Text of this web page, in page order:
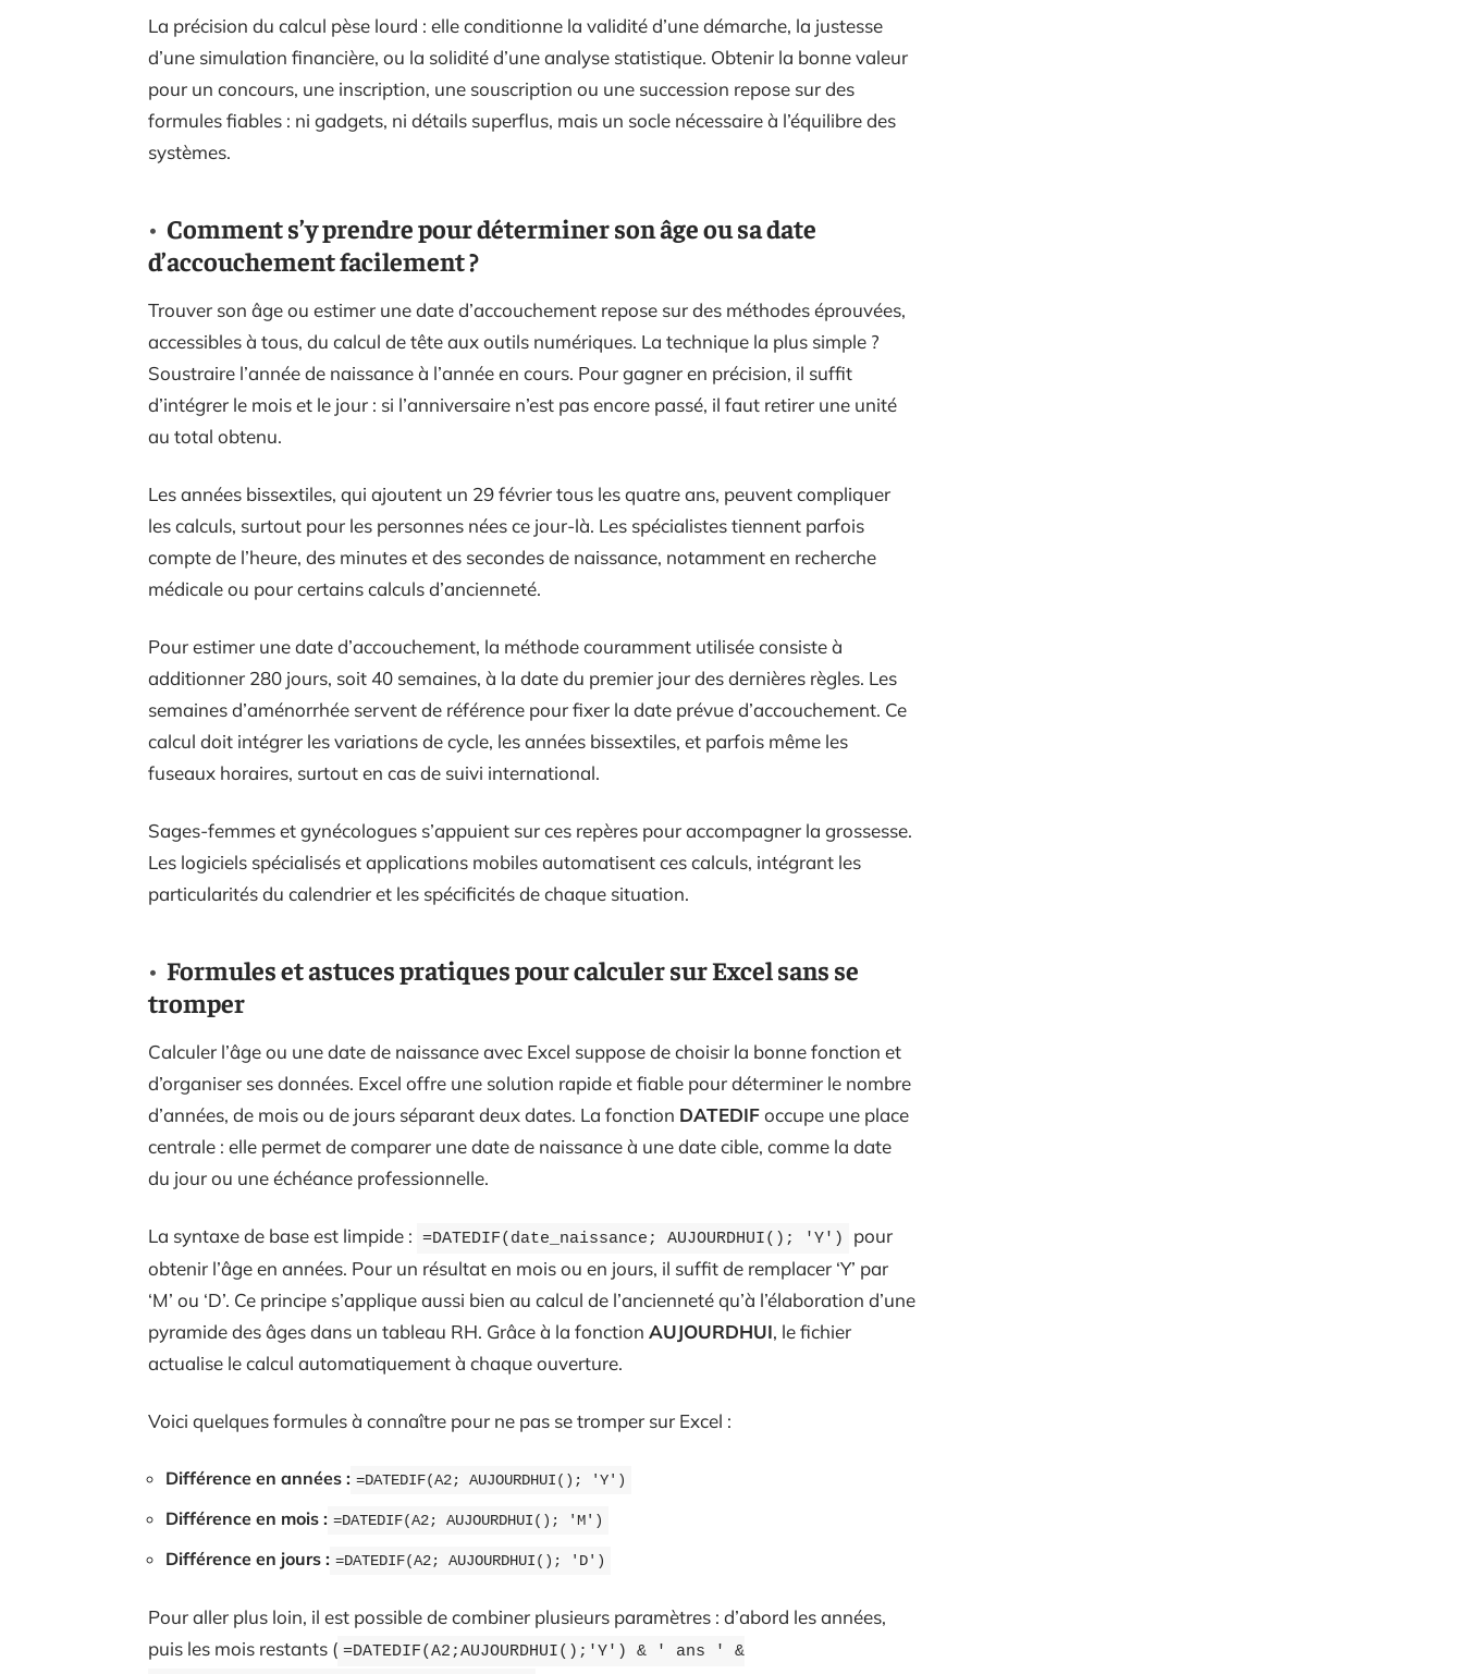
La précision du calcul pèse lourd : elle conditionne la validité d’une démarche, la justesse
d’une simulation financière, ou la solidité d’une analyse statistique. Obtenir la bonne valeur
pour un concours, une inscription, une souscription ou une succession repose sur des
formules fiables : ni gadgets, ni détails superflus, mais un socle nécessaire à l’équilibre des
systèmes.
Comment s’y prendre pour déterminer son âge ou sa date
d’accouchement facilement ?
Trouver son âge ou estimer une date d’accouchement repose sur des méthodes éprouvées,
accessibles à tous, du calcul de tête aux outils numériques. La technique la plus simple ?
Soustraire l’année de naissance à l’année en cours. Pour gagner en précision, il suffit
d’intégrer le mois et le jour : si l’anniversaire n’est pas encore passé, il faut retirer une unité
au total obtenu.
Les années bissextiles, qui ajoutent un 29 février tous les quatre ans, peuvent compliquer
les calculs, surtout pour les personnes nées ce jour-là. Les spécialistes tiennent parfois
compte de l’heure, des minutes et des secondes de naissance, notamment en recherche
médicale ou pour certains calculs d’ancienneté.
Pour estimer une date d’accouchement, la méthode couramment utilisée consiste à
additionner 280 jours, soit 40 semaines, à la date du premier jour des dernières règles. Les
semaines d’aménorrhée servent de référence pour fixer la date prévue d’accouchement. Ce
calcul doit intégrer les variations de cycle, les années bissextiles, et parfois même les
fuseaux horaires, surtout en cas de suivi international.
Sages-femmes et gynécologues s’appuient sur ces repères pour accompagner la grossesse.
Les logiciels spécialisés et applications mobiles automatisent ces calculs, intégrant les
particularités du calendrier et les spécificités de chaque situation.
Formules et astuces pratiques pour calculer sur Excel sans se
tromper
Calculer l’âge ou une date de naissance avec Excel suppose de choisir la bonne fonction et
d’organiser ses données. Excel offre une solution rapide et fiable pour déterminer le nombre
d’années, de mois ou de jours séparant deux dates. La fonction DATEDIFoccupe une place
centrale : elle permet de comparer une date de naissance à une date cible, comme la date
du jour ou une échéance professionnelle.
La syntaxe de base est limpide : =DATEDIF(date_naissance; AUJOURDHUI(); 'Y')
pour
obtenir l’âge en années. Pour un résultat en mois ou en jours, il suffit de remplacer ‘Y’ par
‘M’ ou ‘D’. Ce principe s’applique aussi bien au calcul de l’ancienneté qu’à l’élaboration d’une
pyramide des âges dans un tableau RH. Grâce à la fonction AUJOURDHUI, le fichier
actualise le calcul automatiquement à chaque ouverture.
Voici quelques formules à connaître pour ne pas se tromper sur Excel :
Différence en années : =DATEDIF(A2; AUJOURDHUI(); 'Y')
Différence en mois : =DATEDIF(A2; AUJOURDHUI(); 'M')
Différence en jours : =DATEDIF(A2; AUJOURDHUI(); 'D')
Pour aller plus loin, il est possible de combiner plusieurs paramètres : d’abord les années,
puis les mois restants ( =DATEDIF(A2;AUJOURDHUI();'Y') & ' ans ' &